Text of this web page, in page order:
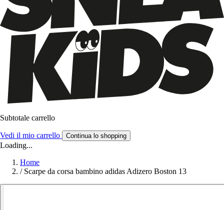
Subtotale carrello
Vedi il mio carrello Continua lo shopping
Loading...
Home
/ Scarpe da corsa bambino adidas Adizero Boston 13